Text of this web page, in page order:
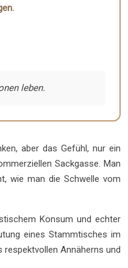
leben.
aber das Gefühl, nur ein
Sackgasse. Man
wie man die Schwelle vom
Konsum und echter
eines Stammtisches im
Annäherns und